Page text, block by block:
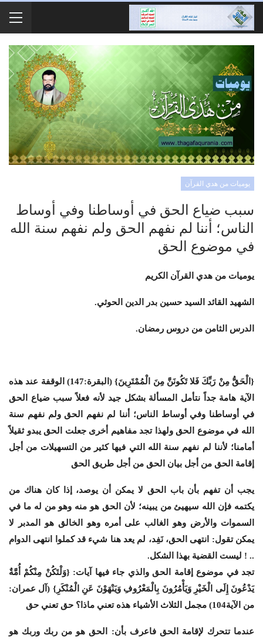
يوميات من هدي القرآن
سبب ضياع الحق في أوساطنا وفي أوساط
الناس؛ أننا لم نفهم الحق ولم نفهم سنة الله
في موضوع الحق
يوميات من هدي القرآن الكريم
الشهيد القائد السيد حسين بدر الدين الحوثي.
الدرس الثامن من دروس رمضان.
{الْحَقُّ مِنْ رَبِّكَ فَلا تَكُونَنَّ مِنَ الْمُمْتَرِينَ} (البقرة:147) الوقفة عند هذه
الآية هامة جداً نتأمل المسألة بشكل جيد لأنه فعلاً سبب ضياع الحق
في أوساطنا وفي أوساط الناس؛ أننا لم نفهم الحق ولم نفهم سنة
الله في موضوع الحق ولهذا تجد مفاهيم أخرى جعلت الحق يبدو ثقيلاً
أمامنا؛ لأننا لم نفهم سنة الله التي فيها كثير من التسهيلات من أجل
إقامة الحق من أجل بيان الحق من أجل طريق الحق
يجب أن تفهم بأن باب الحق لا يمكن أن يوصد، إذا كان هناك من
يكتمه فإن الله سيهيئ من يبينه؛ لأن الحق هو منه وهو من له ما في
السموات والأرض وهو الغالب على أمره وهو الخالق هو المدبر لا
يمكن تقول: انتهى الحق، نَفِد، لم يعد هنا شيء قد كملوا انتهى الدوام
.. ! ليست القضية بهذا الشكل.
تجد في موضوع إقامة الحق والذي جاء فيها آيات: {وَلْتَكُنْ مِنْكُمْ أُمَّةٌ
يَدْعُونَ إِلَى الْخَيْرِ وَيَأْمُرُونَ بِالْمَعْرُوفِ وَيَنْهَوْنَ عَنِ الْمُنْكَرِ} (آل عمران:
من الآية104) مجمل الثلاث الأشياء هذه تعني ماذا؟ حق تعني حق
عندما تتحرك لإقامة الحق فاعرف بأن: الحق هو من ربك وربك هو